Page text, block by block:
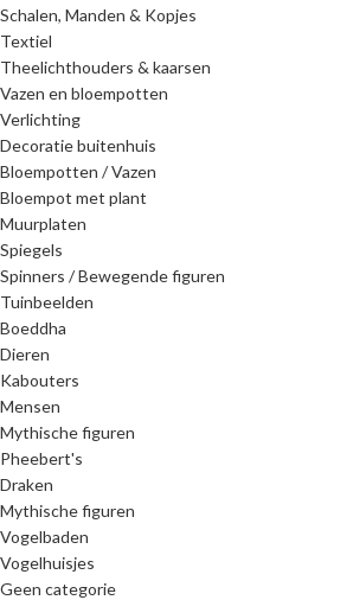
Schalen, Manden & Kopjes
Textiel
Theelichthouders & kaarsen
Vazen en bloempotten
Verlichting
Decoratie buitenhuis
Bloempotten / Vazen
Bloempot met plant
Muurplaten
Spiegels
Spinners / Bewegende figuren
Tuinbeelden
Boeddha
Dieren
Kabouters
Mensen
Mythische figuren
Pheebert's
Draken
Mythische figuren
Vogelbaden
Vogelhuisjes
Geen categorie